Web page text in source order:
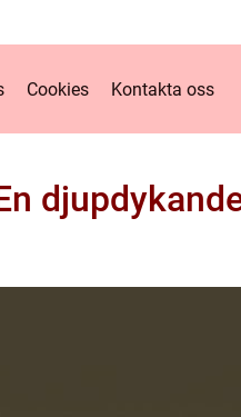
Cookies Kontakta oss